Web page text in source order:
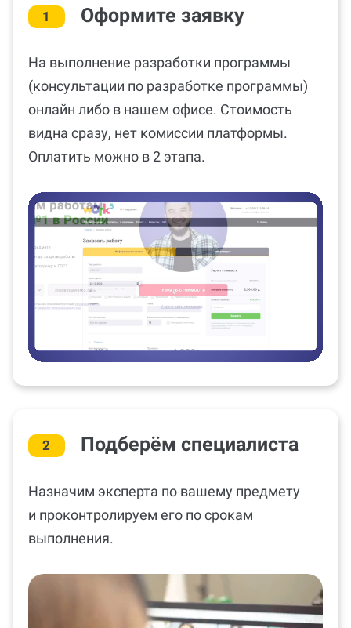
1 Оформите заявку
На выполнение разработки программы
(консультации по разработке программы)
онлайн либо в нашем офисе. Стоимость
видна сразу, нет комиссии платформы.
Оплатить можно в 2 этапа.
2 Подберём специалиста
Назначим эксперта по вашему предмету
и проконтролируем его по срокам
выполнения.